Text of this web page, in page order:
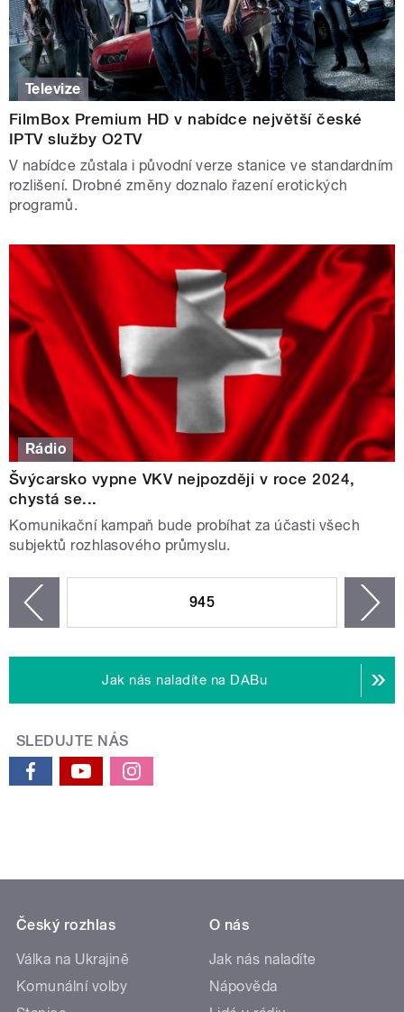
Televize
FilmBox Premium HD v nabídce největší české
IPTV služby O2TV
V nabídce zůstala i původní verze stanice ve standardním
rozlišení. Drobné změny doznalo řazení erotických
programů.
Rádio
Švýcarsko vypne VKV nejpozději v roce 2024,
chystá se...
Komunikační kampaň bude probíhat za účasti všech
subjektů rozhlasového průmyslu.
945
Jak nás naladíte na DABu
SLEDUJTE NÁS
Český rozhlas
Válka na Ukrajině
Komunální volby
O nás
Jak nás naladíte
Nápověda